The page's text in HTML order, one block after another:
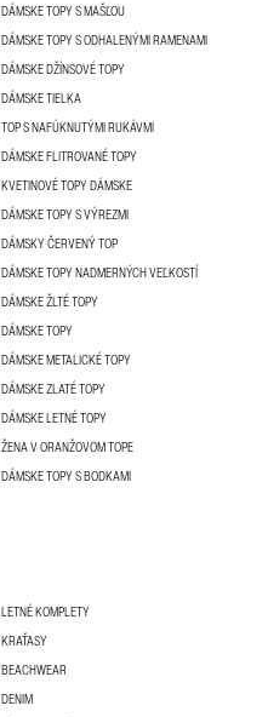
DÁMSKE TOPY S MAŠĽOU
DÁMSKE TOPY S ODHALENÝMI RAMENAMI
DÁMSKE DŽÍNSOVÉ TOPY
DÁMSKE TIELKA
TOP S NAFÚKNUTÝMI RUKÁVMI
DÁMSKE FLITROVANÉ TOPY
KVETINOVÉ TOPY DÁMSKE
DÁMSKE TOPY S VÝREZMI
DÁMSKY ČERVENÝ TOP
DÁMSKE TOPY NADMERNÝCH VEĽKOSTÍ
DÁMSKE ŽLTÉ TOPY
DÁMSKE TOPY
DÁMSKE METALICKÉ TOPY
DÁMSKE ZLATÉ TOPY
DÁMSKE LETNÉ TOPY
ŽENA V ORANŽOVOM TOPE
DÁMSKE TOPY S BODKAMI
LETNÉ KOMPLETY
KRAŤASY
BEACHWEAR
DENIM